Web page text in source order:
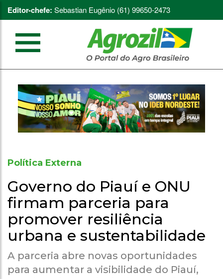
Editor-chefe: Sebastian Eugênio (61) 99650-2473
Política Externa
Governo do Piauí e ONU
firmam parceria para
promover resiliência
urbana e sustentabilidade
A parceria abre novas oportunidades
para aumentar a visibilidade do Piauí,